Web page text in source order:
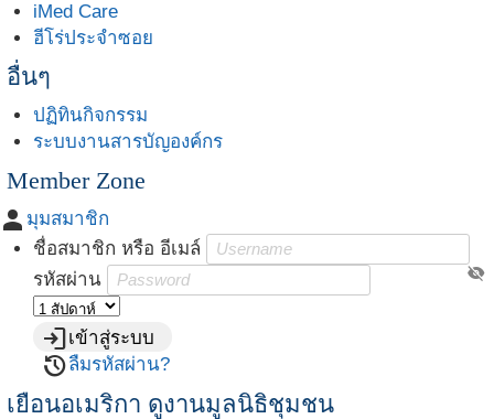
iMed Care
ฮีโร่ประจำซอย
อื่นๆ
ปฏิทินกิจกรรม
ระบบงานสารบัญองค์กร
Member Zone
person มุมสมาชิก
ชื่อสมาชิก หรือ อีเมล์
รหัสผ่าน
visibility_off
loginเข้าสู่ระบบ
restoreลืมรหัสผ่าน?
เยือนอเมริกา ดูงานมูลนิธิชุมชน